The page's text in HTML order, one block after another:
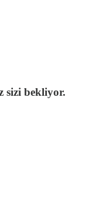
sizi bekliyor.